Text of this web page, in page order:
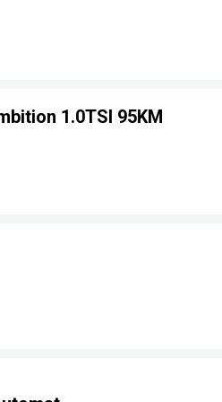
1.0TSI 95KM